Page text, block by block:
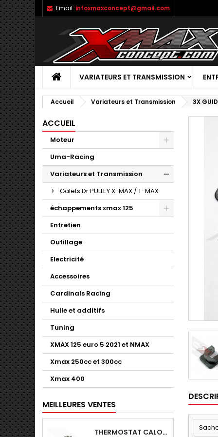
Email: infoxmaxconcept@gmail.com
VARIATEURS ET TRANSMISSION
Accueil Variateurs et Transmission 3X
ACCUEIL
Moteur
Uma-Racing
Variateurs et Transmission
Galets Dr PULLEY X-MAX / T-MAX
échappements xmax 125
Entretien
Outillage
Electricité
Accessoires
Cardinals Racing
Huile et additifs
Tuning
XMAX 125 euro 5 2021 et NMAX
Xmax 250cc et 300cc
Xmax 400
MEILLEURES VENTES
THERMOSTAT CALORSTAT ORIGINE YAMAHA X-MAX - SKYLINE 125-YZFR125